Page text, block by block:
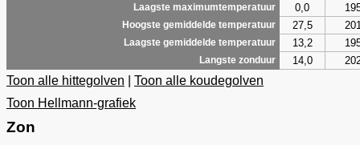
Laagste maximumtemperatuur 0,0
Hoogste gemiddelde temperatuur 27,5
Laagste gemiddelde temperatuur 13,2
Langste zonduur 14,0
Toon alle hittegolven
Toon alle koudegolven
Toon Hellmann-grafiek
Zon